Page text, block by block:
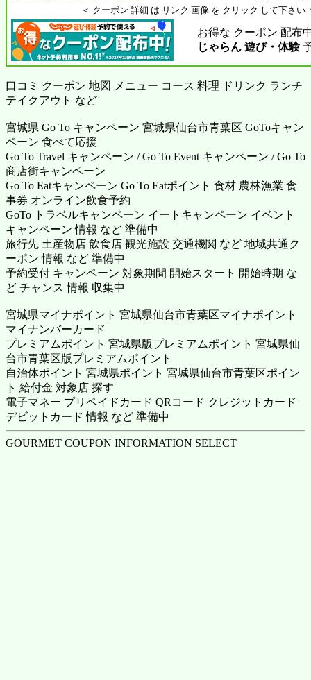
＜ クーポン 詳細 は リンク 画像 を クリック して下さい
お得な クーポン 配布
じゃらん 遊び・体験
口コミ クーポン 地図 メニュー コース 料理 ドリンク ランチ
テイクアウト など
宮城県 Go To キャンペーン 宮城県仙台市青葉区 GoToキャン
ペーン 食べて応援
Go To Travel キャンペーン / Go To Event キャンペーン / Go To
商店街キャンペーン
Go To Eatキャンペーン Go To Eatポイント 食材 農林漁業 食
事券 オンライン飲食予約
GoTo トラベルキャンペーン イートキャンペーン イベント
キャンペーン 情報 など 準備中
旅行先 土産物店 飲食店 観光施設 交通機関 など 地域共通ク
ーポン 情報 など 準備中
予約受付 キャンペーン 対象期間 開始スタート 開始時期 な
ど チャンス 情報 収集中
宮城県マイナポイント 宮城県仙台市青葉区マイナポイント
マイナンバーカード
プレミアムポイント 宮城県版プレミアムポイント 宮城県仙
台市青葉区版プレミアムポイント
自治体ポイント 宮城県ポイント 宮城県仙台市青葉区ポイン
ト 給付金 対象店 探す
電子マネー プリペイドカード QRコード クレジットカード
デビットカード 情報 など 準備中
GOURMET COUPON INFORMATION SELECT